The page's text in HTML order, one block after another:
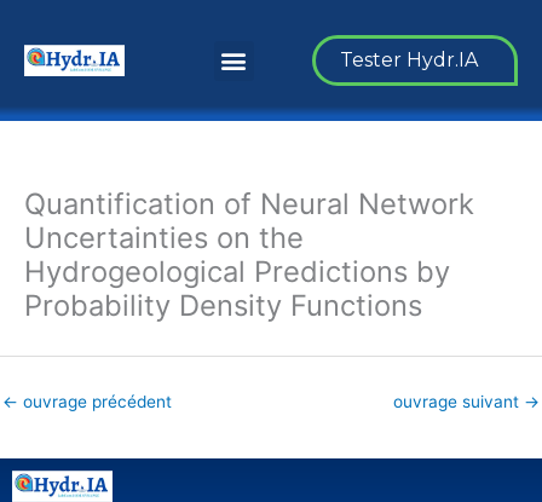
contenu
Menu Tester Hydr.IA
Quantification of Neural Network
Uncertainties on the
Hydrogeological Predictions by
Probability Density Functions
← ouvrage précédent ouvrage suivant →